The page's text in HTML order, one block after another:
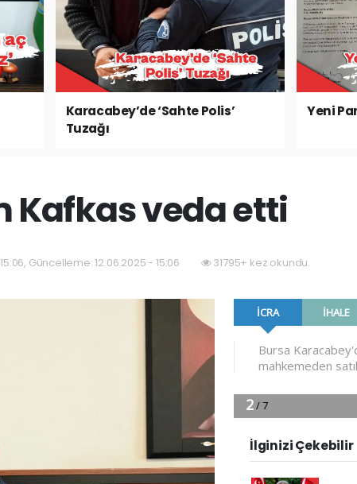
Karacabey’de ‘Sahte Polis’
Tuzağı
Yeni
Kafkas veda etti
Güncelleme: 12.06.2025 - 15:06 31795+ kez okundu.
İlginizi Çekebilir